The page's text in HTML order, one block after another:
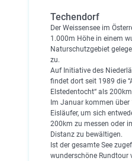
Techendorf
Der Weissensee im
1.000m Höhe in einem
Naturschutzgebiet
zu.
Auf Initiative des
findet dort seit 1989 die
Elstedentocht“ als
Im Januar kommen
Eisläufer, um sich
200km zu messen oder
Distanz zu bewältigen.
Ist der gesamte See
wunderschöne Rundtour